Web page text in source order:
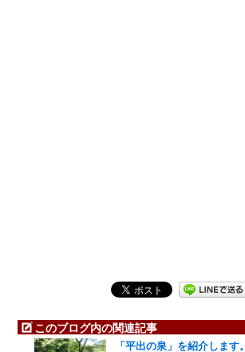
このブログ内の関連記事
「平出の泉」を紹介します。